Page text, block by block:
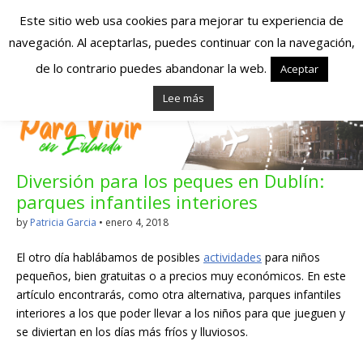
Españoles en
Irlanda – Vivir en
Irlanda – Trabajo
en Irlanda –
Alojamiento en
Irlanda
Blog dedicado a los que viven, estudian y trabajan en
Irlanda!
Diversión para los peques en Dublín:
parques infantiles interiores
by Patricia Garcia • enero 4, 2018
El otro día hablábamos de posibles actividades para niños
pequeños, bien gratuitas o a precios muy económicos. En este
artículo encontrarás, como otra alternativa, parques infantiles
interiores a los que poder llevar a los niños para que jueguen y
se diviertan en los días más fríos y lluviosos.
Este sitio web usa cookies para mejorar tu experiencia de
navegación. Al aceptarlas, puedes continuar con la navegación,
de lo contrario puedes abandonar la web.
Aceptar
Lee más